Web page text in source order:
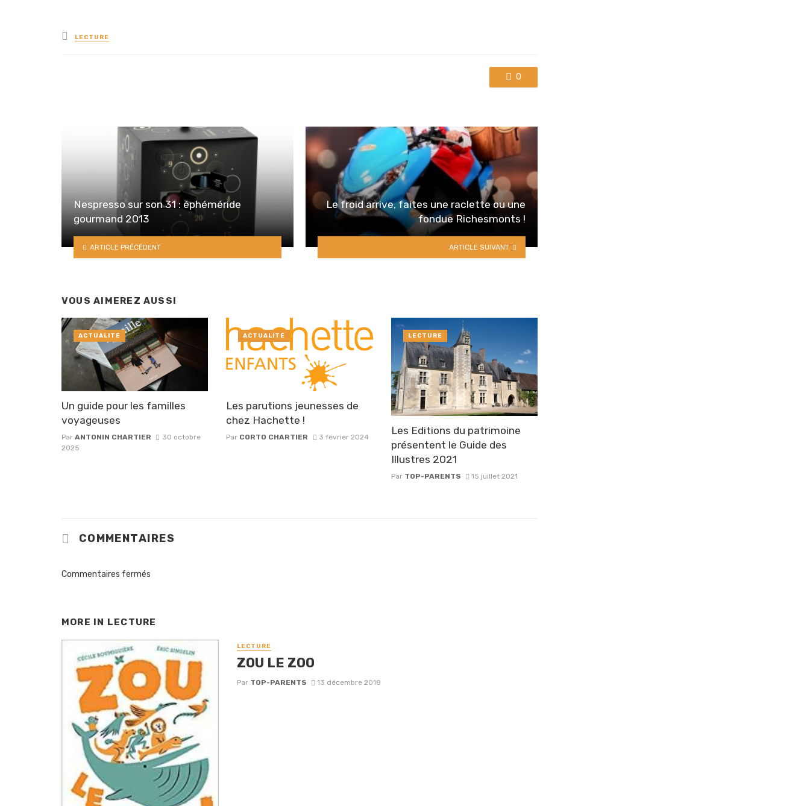
Posted
in
LECTURE
0
Nespresso sur son 31 : éphéméride
gourmand 2013
ARTICLE PRÉCÉDENT
Le froid arrive, faites une raclette ou une
fondue Richesmonts !
ARTICLE SUIVANT
VOUS AIMEREZ AUSSI
Un guide pour les familles
voyageuses
Par ANTONIN CHARTIER
30 octobre
2025
ACTUALITÉ
Les parutions jeunesses de
chez Hachette !
Par CORTO CHARTIER 3 février 2024
ACTUALITÉ
Les Editions du patrimoine
présentent le Guide des
Illustres 2021
Par TOP-PARENTS 15 juillet 2021
LECTURE
COMMENTAIRES
Commentaires fermés
MORE IN LECTURE
LECTURE
ZOU LE ZOO
Par TOP-PARENTS 13 décembre 2018